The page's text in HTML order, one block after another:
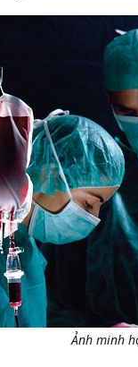
Ảnh minh